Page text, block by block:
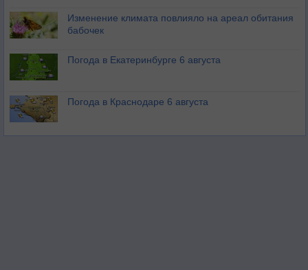
Изменение климата повлияло на ареал обитания
бабочек
Погода в Екатеринбурге 6 августа
Погода в Краснодаре 6 августа